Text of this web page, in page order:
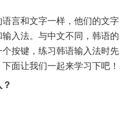
言和文字一样，他们的文字
入法。与中文不同，韩语的
按键，练习韩语输入法时先
面让我们一起来学习下吧！